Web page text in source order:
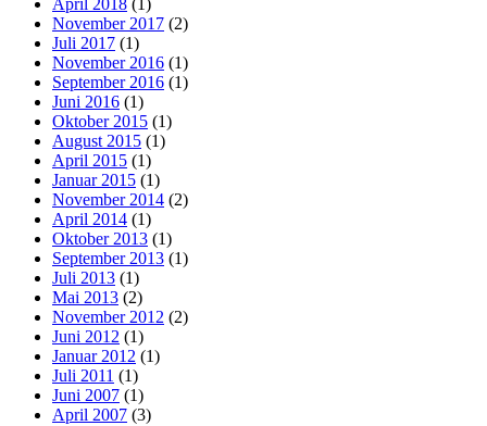
April 2018 (1)
November 2017 (2)
Juli 2017 (1)
November 2016 (1)
September 2016 (1)
Juni 2016 (1)
Oktober 2015 (1)
August 2015 (1)
April 2015 (1)
Januar 2015 (1)
November 2014 (2)
April 2014 (1)
Oktober 2013 (1)
September 2013 (1)
Juli 2013 (1)
Mai 2013 (2)
November 2012 (2)
Juni 2012 (1)
Januar 2012 (1)
Juli 2011 (1)
Juni 2007 (1)
April 2007 (3)